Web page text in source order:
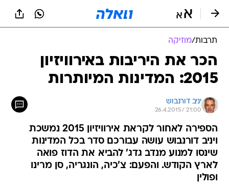
תרבות/מוזיקה
הכר את היריבות באירוויזיון
2015: המדינות המיותרות
יניב דורנבוש
26.4.2015 / 21:00
הספירה לאחור לקראת אירוויזיון 2015 נמשכת
ויניב דורנבוש עושה עבורכם סדר בכל המדינות
שינסו למנוע מנדב גדג' להביא את הדוז פואה
לארץ הקודש. והפעם: צ'כיה, הונגריה, סן מרינו
ופולין